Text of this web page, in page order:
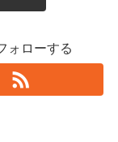
ォローする